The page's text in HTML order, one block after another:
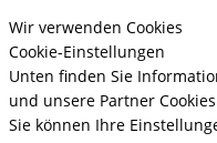
Wir verwenden Cookies
Cookie-Einstellungen
Unten finden Sie
und unsere Partner
Sie können Ihre